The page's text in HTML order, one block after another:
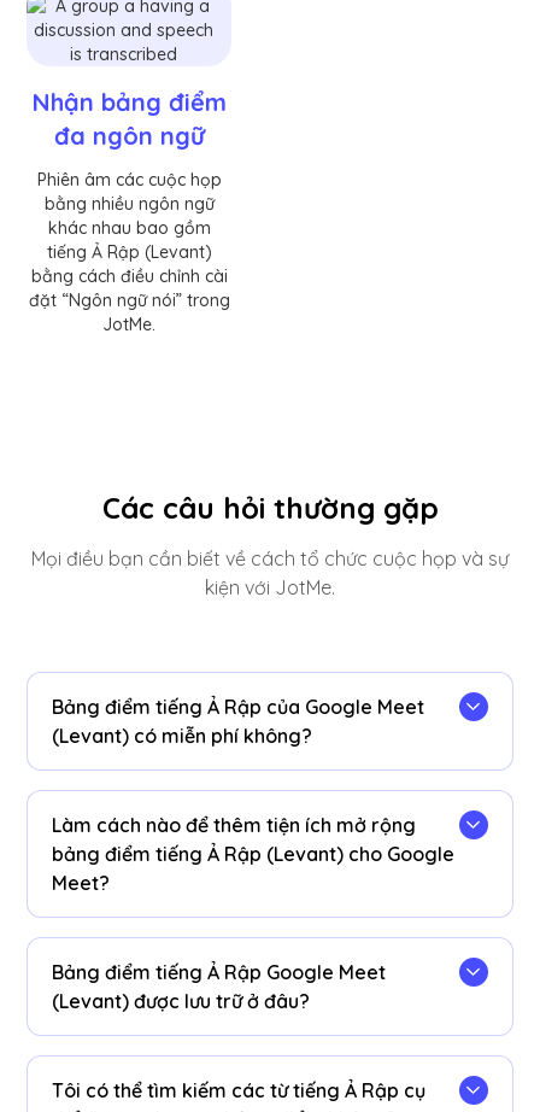
Nhận bảng điểm
đa ngôn ngữ
Phiên âm các cuộc họp
bằng nhiều ngôn ngữ
khác nhau bao gồm
tiếng Ả Rập (Levant)
bằng cách điều chỉnh cài
đặt “Ngôn ngữ nói” trong
JotMe.
Các câu hỏi thường gặp
Mọi điều bạn cần biết về cách tổ chức cuộc họp và sự
kiện với JotMe.
Bảng điểm tiếng Ả Rập của Google Meet
(Levant) có miễn phí không?
Có, nó miễn phí để bắt đầu!
Làm cách nào để thêm tiện ích mở rộng
bảng điểm tiếng Ả Rập (Levant) cho Google
Meet?
Cài đặtTiện ích mở rộng JotMe Chromevào
trình duyệt Chrome của bạn. Đặt tùy chọn ngôn
ngữ thành tiếng Ả Rập (Levant) để nhận bảng
điểm tiếng Ả Rập (Levant) sau các phiên Google
Bảng điểm tiếng Ả Rập Google Meet
(Levant) được lưu trữ ở đâu?
Bảng điểm tiếng Ả Rập (Levant) được lưu trữ trên
bảng điều khiển. Truy cập chúng từ bảng điều
Tôi có thể tìm kiếm các từ tiếng Ả Rập cụ